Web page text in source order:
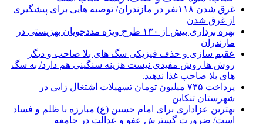
غرق شدن ۱۱۸نفر در مازندران/ توصيه هايی برای پيشگيری
از غرق شدن
بهره برداری بیش از ۱۳۰ طرح ویژه مددجویان بهزیستی در
مازندران
عقیم سازی و حذف فیزیکی سگ های بلا صاحب و دیگر
روش ها روش مفیدی نیست هزینه سنگینی هم دارد/ به سگ
های بلا صاحب غذا ندهید.
پرداخت ۷۳۵ میلیون تومان تسهیلات اشتغال زایی در
شهرستان تنکابن
بهترین عزاداری برای امام حسین (ع) مبارزه با ظلم و فساد
است/ ضرورت گسترش عفو و عدالت در جامعه